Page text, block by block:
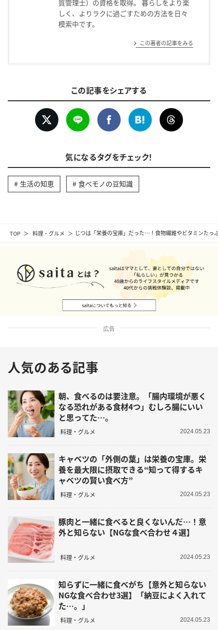
TOP 料理・グルメ じつは「栄養の宝庫」だった…！食物繊維やビタミンたっ
質管理士）の資格を取得。 暮らしをより楽
しく、よりラクに過ごすための方法を日々
模索中です。
この著者の記事をみる
この記事をシェアする
気になるタグをチェック！
生活の知恵 食べモノの豆知識
広告
人気のある記事
朝、食べるのは要注意。「腸内環境が悪く
なる恐れがある食材4つ」むしろ腸にいい
と思ってた…。
料理・グルメ 2024.05.23
キャベツの「外側の葉」は栄養の宝庫。栄
養を最大限に摂取できる“知って得するキ
ャベツの賢い食べ方”
料理・グルメ 2024.05.23
豚肉と一緒に食べると良くないんだ…！意
外と知らない【NGな食べ合わせ４選】
料理・グルメ 2024.05.23
知らずに一緒に食べがち【意外と知らない
NGな食べ合わせ3選】「納豆によく入れて
た…。」
料理・グルメ 2024.05.23